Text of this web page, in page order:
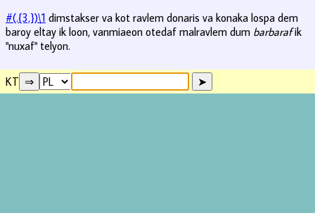
#(.{3,})\1 dimstakser va kot ravlem donaris va konaka lospa dem
baroy eltay ik loon, vanmiaeon otedaf malravlem dum barbarafik
"nuxaf" telyon.
KT